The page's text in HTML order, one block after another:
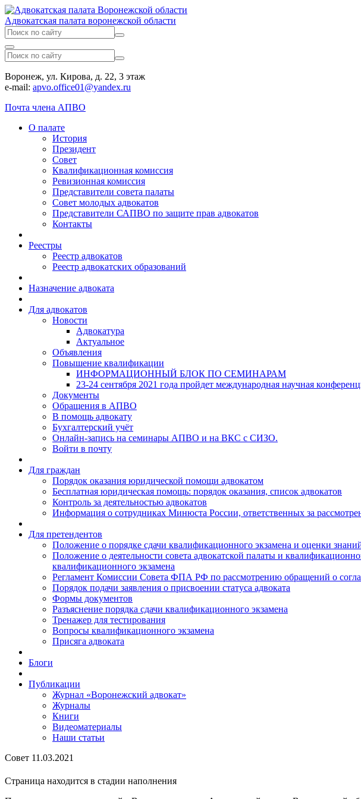
Адвокатская палата воронежской области
Воронеж, ул. Кирова, д. 22, 3 этаж
e-mail: apvo.office01@yandex.ru
Почта члена АПВО
О палате
История
Президент
Совет
Квалификационная комиссия
Ревизионная комиссия
Представители совета палаты
Совет молодых адвокатов
Представители САПВО по защите прав адвокатов
Контакты
Реестры
Реестр адвокатов
Реестр адвокатских образований
Назначение адвоката
Для адвокатов
Новости
Адвокатура
Актуальное
Объявления
Повышение квалификации
ИНФОРМАЦИОННЫЙ БЛОК ПО СЕМИНАРАМ
23-24 сентября 2021 года пройдет международная научная
Документы
Обращения в АПВО
В помощь адвокату
Бухгалтерский учёт
Онлайн-запись на семинары АПВО и на ВКС с СИЗО.
Войти в почту
Для граждан
Порядок оказания юридической помощи адвокатом
Бесплатная юридическая помощь: порядок оказания, список адвокатов
Контроль за деятельностью адвокатов
Информация о сотрудниках Минюста России, ответственных за
Для претендентов
Положение о порядке сдачи квалификационного экзамена и оценки
Положение о деятельности совета адвокатской палаты и
квалификационного экзамена
Регламент Комиссии Совета ФПА РФ по рассмотрению обращений о
Порядок подачи заявления о присвоении статуса адвоката
Формы документов
Разъяснение порядка сдачи квалификационного экзамена
Тренажер для тестирования
Вопросы квалификационного экзамена
Присяга адвоката
Блоги
Публикации
Журнал «Воронежский адвокат»
Журналы
Книги
Видеоматериалы
Наши статьи
Совет 11.03.2021
Страница находится в стадии наполнения